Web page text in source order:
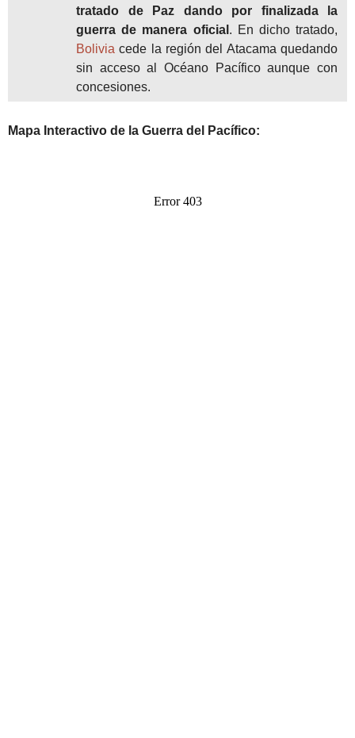
tratado de Paz dando por finalizada la
guerra de manera oficial . En dicho tratado,
Bolivia cede la región del Atacama quedando
sin acceso al Océano Pacífico aunque con
concesiones.
Mapa Interactivo de la Guerra del Pacífico: